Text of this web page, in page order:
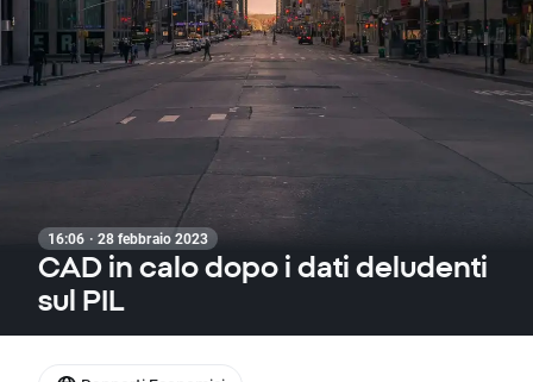
16:06 · 28 febbraio 2023
CAD in calo dopo i dati deludenti
sul PIL